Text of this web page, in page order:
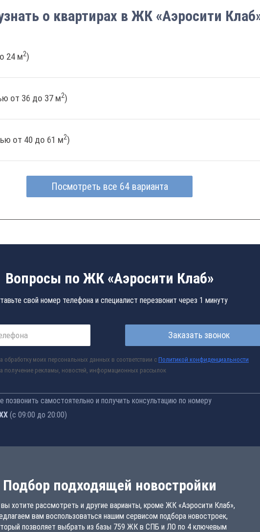
о квартирах в ЖК «Аэросити
24 м2)
от 36 до 37 м2)
от 40 до 61 м2)
Посмотреть все 64 варианта
Вопросы по ЖК «Аэросити Клаб»
свой номер телефона и специалист перезвонит через 1 минуту
Заказать звонок
обработку моих персональных данных в соответствии с Политикой конфиденциальности
получение рекламы, новостей, информационных рассылок
самостоятельно и получить консультацию по номеру
(с 09:00 до 20:00)
Подбор подходящей новостройки
хотите рассмотреть и другие варианты, кроме ЖК «Аэросити Клаб»,
вам воспользоваться нашим сервисом подбора новостроек,
позволяет выбрать из базы 759 ЖК в СПБ и ЛО по 4 ключевым